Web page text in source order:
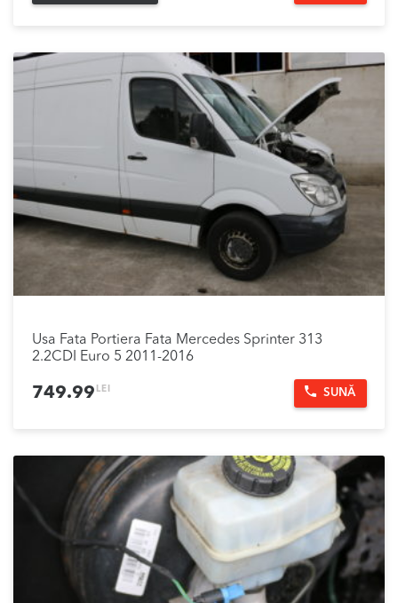
Usa Fata Portiera Fata Mercedes Sprinter 313
2.2CDI Euro 5 2011-2016
749.99 LEI SUNĂ